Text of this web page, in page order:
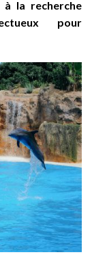
à la recherche
pour